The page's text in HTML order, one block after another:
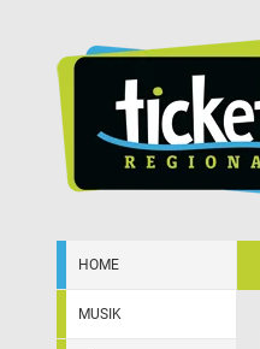
HOME
MUSIK